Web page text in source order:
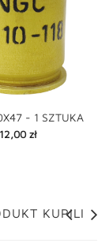
- 1 SZTUKA
Cena
12,00 zł
KUPILI